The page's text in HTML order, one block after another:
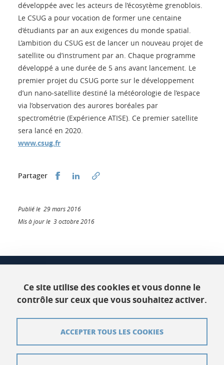
développée avec les acteurs de l’écosytème grenoblois.
Le CSUG a pour vocation de former une centaine
d’étudiants par an aux exigences du monde spatial.
L’ambition du CSUG est de lancer un nouveau projet de
satellite ou d’instrument par an. Chaque programme
développé a une durée de 5 ans avant lancement. Le
premier projet du CSUG porte sur le développement
d’un nano-satellite destiné la météorologie de l’espace
via l’observation des aurores boréales par
spectrométrie (Expérience ATISE). Ce premier satellite
sera lancé en 2020.
www.csug.fr
Partager Partager sur Facebook
Partager sur LinkedIn
Publié le 29 mars 2016
Mis à jour le 3 octobre 2016
Bâtiment C Phitem
120 rue de la piscine
38400 Saint-Martin-d'Hères
Plan du site
Ce site utilise des cookies et vous donne le
contrôle sur ceux que vous souhaitez activer.
ACCEPTER TOUS LES COOKIES